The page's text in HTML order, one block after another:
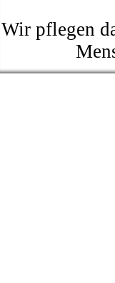
Wir pflegen